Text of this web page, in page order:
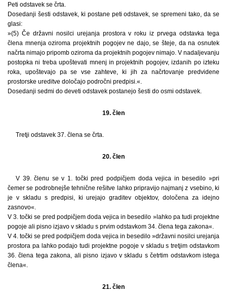
Peti odstavek se črta.
Dosedanji šesti odstavek, ki postane peti odstavek, se spremeni tako, da se
glasi:
»(5) Če državni nosilci urejanja prostora v roku iz prvega odstavka tega
člena mnenja oziroma projektnih pogojev ne dajo, se šteje, da na osnutek
načrta nimajo pripomb oziroma da projektnih pogojev nimajo. V nadaljevanju
postopka ni treba upoštevati mnenj in projektnih pogojev, izdanih po izteku
roka, upoštevajo pa se vse zahteve, ki jih za načrtovanje predvidene
prostorske ureditve določajo področni predpisi.«.
Dosedanji sedmi do deveti odstavek postanejo šesti do osmi odstavek.
19. člen
Tretji odstavek 37. člena se črta.
20. člen
V 39. členu se v 1. točki pred podpičjem doda vejica in besedilo »pri
čemer se podrobnejše tehnične rešitve lahko pripravijo najmanj z vsebino, ki
je v skladu s predpisi, ki urejajo graditev objektov, določena za idejno
zasnovo«.
V 3. točki se pred podpičjem doda vejica in besedilo »lahko pa tudi projektne
pogoje ali pisno izjavo v skladu s prvim odstavkom 34. člena tega zakona«.
V 4. točki se pred podpičjem doda vejica in besedilo »državni nosilci urejanja
prostora pa lahko podajo tudi projektne pogoje v skladu s tretjim odstavkom
36. člena tega zakona, ali pisno izjavo v skladu s četrtim odstavkom istega
člena«.
21. člen